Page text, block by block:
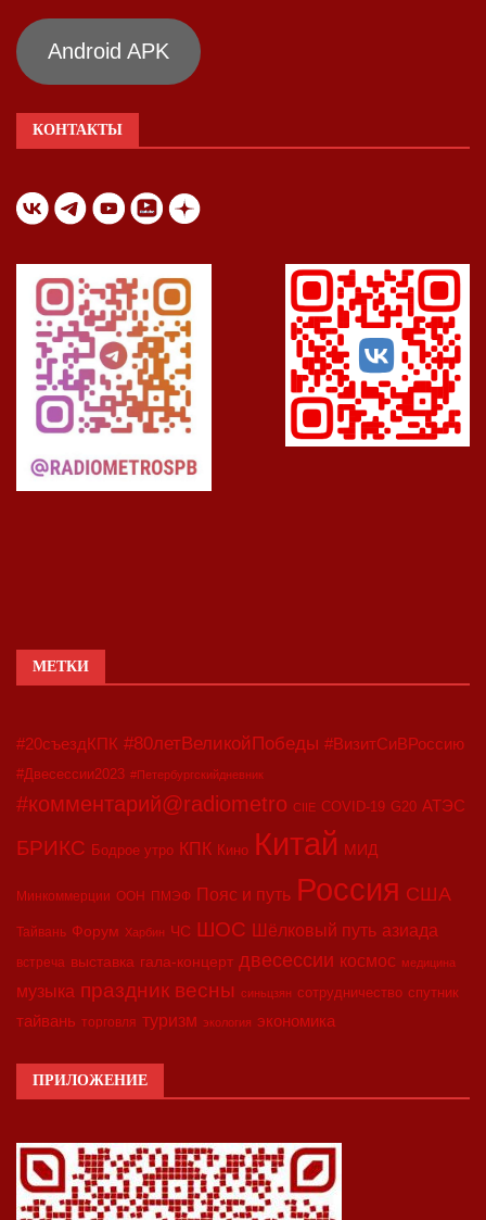
Android APK
КОНТАКТЫ
МЕТКИ
#20съездКПК #80летВеликойПобеды #ВизитСиВРоссию
#Двесессии2023 #Петербургскийдневник
#комментарий@radiometro CIIE COVID-19 G20 АТЭС
БРИКС Бодрое утро КПК Кино Китай МИД
Минкоммерции ООН ПМЭФ Пояс и путь Россия США
Тайвань Форум Харбин ЧС ШОС Шёлковый путь азиада
встреча выставка гала-концерт двесессии космос медицина
музыка праздник весны синьцзян сотрудничество спутник
тайвань торговля туризм экология экономика
ПРИЛОЖЕНИЕ